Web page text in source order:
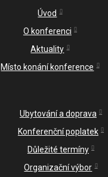
Úvod
O konferenci
Aktuality
Místo konání konference
Ubytování a doprava
Konferenční poplatek
Důležité termíny
Organizační výbor